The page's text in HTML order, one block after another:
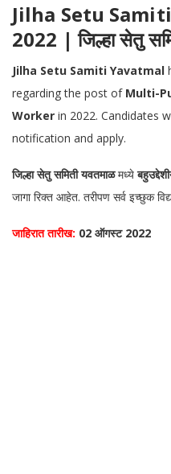
Jilha Setu
2022 | जिल्हा सेतु
Jilha Setu Samiti Yavatmal
regarding the post of Multi-
Worker in 2022. Candidates
notification and apply.
जिल्हा सेतु समिती यवतमाळमध्ये
जागा रिक्त आहेत. तरीपण सर्व इच्छुक
जाहिरात तारीख: 02 ऑगस्ट 2022